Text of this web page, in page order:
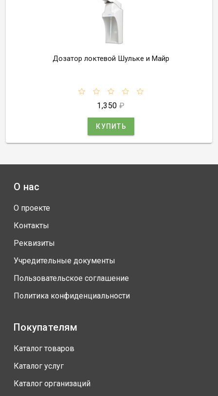
Дозатор локтевой Шульке и Майр
1,350 ₽
КУПИТЬ
О нас
О проекте
Контакты
Реквизиты
Учредительные документы
Пользовательское соглашение
Политика конфиденциальности
Покупателям
Каталог товаров
Каталог услуг
Каталог организаций